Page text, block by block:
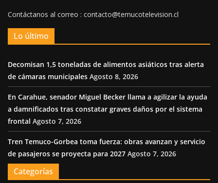
Contáctanos al correo : contacto@temucotelevision.cl
Lo último
Decomisan 1,5 toneladas de alimentos asiáticos tras alerta
de cámaras municipales Agosto 8, 2026
En Carahue, senador Miguel Becker llama a agilizar la ayuda
a damnificados tras constatar graves daños por el sistema
frontal Agosto 7, 2026
Tren Temuco-Gorbea toma fuerza: obras avanzan y servicio
de pasajeros se proyecta para 2027 Agosto 7, 2026
Categorías